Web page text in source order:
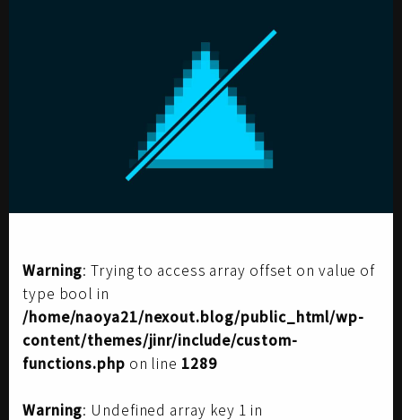
Warning: Trying to access array offset on value of
type bool in
/home/naoya21/nexout.blog/public_html/wp-
content/themes/jinr/include/custom-
functions.php on line 1289
Warning: Undefined array key 1 in